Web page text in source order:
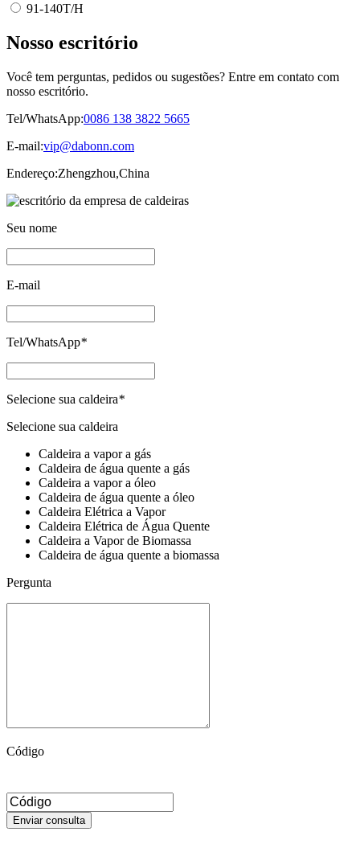
91-140T/H
Nosso escritório
Você tem perguntas, pedidos ou sugestões? Entre em contato com
nosso escritório.
Tel/WhatsApp:0086 138 3822 5665
E-mail:vip@dabonn.com
Endereço:Zhengzhou,China
Seu nome
E-mail
Tel/WhatsApp*
Selecione sua caldeira*
Selecione sua caldeira
Caldeira a vapor a gás
Caldeira de água quente a gás
Caldeira a vapor a óleo
Caldeira de água quente a óleo
Caldeira Elétrica a Vapor
Caldeira Elétrica de Água Quente
Caldeira a Vapor de Biomassa
Caldeira de água quente a biomassa
Pergunta
Código